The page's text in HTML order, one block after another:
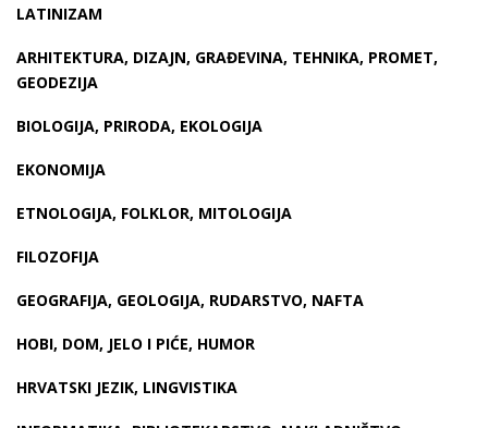
LATINIZAM
ARHITEKTURA, DIZAJN, GRAĐEVINA, TEHNIKA, PROMET,
GEODEZIJA
BIOLOGIJA, PRIRODA, EKOLOGIJA
EKONOMIJA
ETNOLOGIJA, FOLKLOR, MITOLOGIJA
FILOZOFIJA
GEOGRAFIJA, GEOLOGIJA, RUDARSTVO, NAFTA
HOBI, DOM, JELO I PIĆE, HUMOR
HRVATSKI JEZIK, LINGVISTIKA